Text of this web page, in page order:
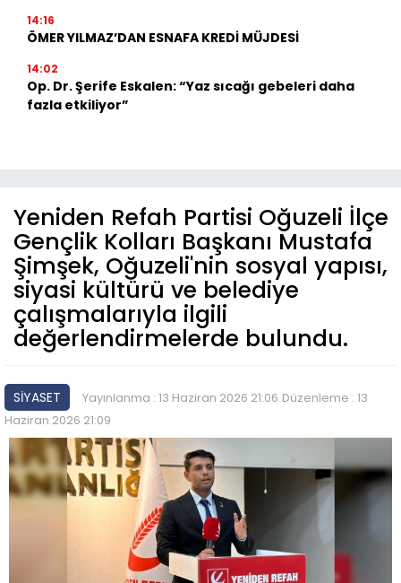
14:16
ÖMER YILMAZ’DAN ESNAFA KREDİ MÜJDESİ
14:02
Op. Dr. Şerife Eskalen: “Yaz sıcağı gebeleri daha
fazla etkiliyor”
Yeniden Refah Partisi Oğuzeli İlçe
Gençlik Kolları Başkanı Mustafa
Şimşek, Oğuzeli'nin sosyal yapısı,
siyasi kültürü ve belediye
çalışmalarıyla ilgili
değerlendirmelerde bulundu.
SİYASET Yayınlanma : 13 Haziran 2026 21:06 Düzenleme : 13
Haziran 2026 21:09